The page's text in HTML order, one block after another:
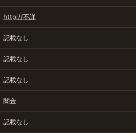
http://不詳
記載なし
記載なし
記載なし
闇金
記載なし